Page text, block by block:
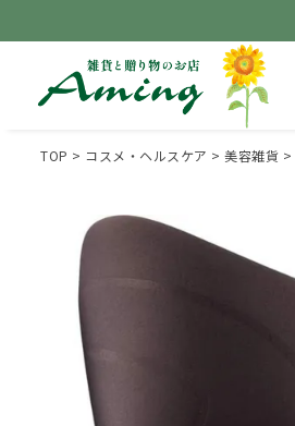
TOP コスメ・ヘルスケア 美容雑貨